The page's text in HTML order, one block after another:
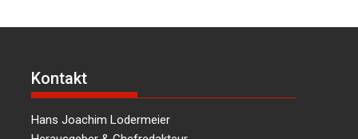
Kontakt
Hans Joachim Lodermeier